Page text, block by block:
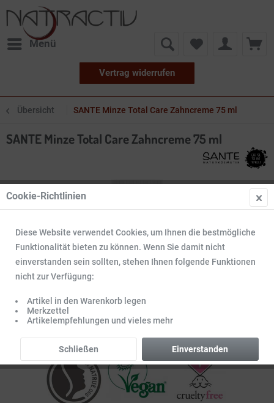
Menü
Vertrag widerrufen
Übersicht SANTE Minze Total Care Zahncreme 75 ml
SANTE Minze Total Care Zahncreme 75 ml
Cookie-Richtlinien
Diese Website verwendet Cookies, um Ihnen die bestmögliche
Funktionalität bieten zu können. Wenn Sie damit nicht
einverstanden sein sollten, stehen Ihnen folgende Funktionen
nicht zur Verfügung:
Artikel in den Warenkorb legen
Merkzettel
Artikelempfehlungen und vieles mehr
Einverstanden
Schließen